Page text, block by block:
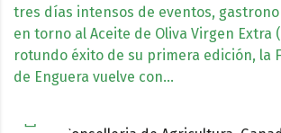
tres días intensos de eventos,
en torno al Aceite de Oliva Virgen Extra
rotundo éxito de su primera edición, la
de Enguera vuelve con...